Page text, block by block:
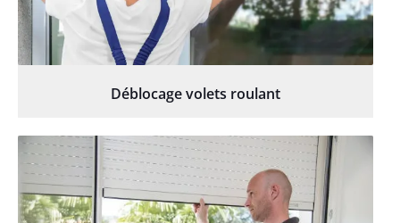
Déblocage volets roulant